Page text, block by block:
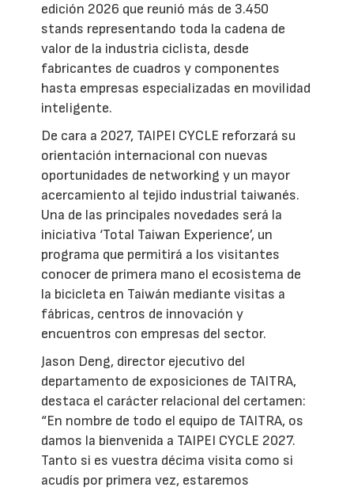
edición 2026 que reunió más de 3.450
stands representando toda la cadena de
valor de la industria ciclista, desde
fabricantes de cuadros y componentes
hasta empresas especializadas en movilidad
inteligente.
De cara a 2027, TAIPEI CYCLE reforzará su
orientación internacional con nuevas
oportunidades de networking y un mayor
acercamiento al tejido industrial taiwanés.
Una de las principales novedades será la
iniciativa ‘Total Taiwan Experience’, un
programa que permitirá a los visitantes
conocer de primera mano el ecosistema de
la bicicleta en Taiwán mediante visitas a
fábricas, centros de innovación y
encuentros con empresas del sector.
Jason Deng, director ejecutivo del
departamento de exposiciones de TAITRA,
destaca el carácter relacional del certamen:
“En nombre de todo el equipo de TAITRA, os
damos la bienvenida a TAIPEI CYCLE 2027.
Tanto si es vuestra décima visita como si
acudís por primera vez, estaremos